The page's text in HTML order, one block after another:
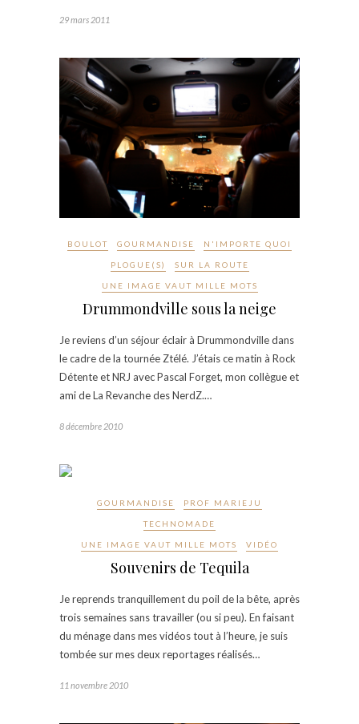
29 mars 2011
BOULOT GOURMANDISE N'IMPORTE QUOI
PLOGUE(S) SUR LA ROUTE
UNE IMAGE VAUT MILLE MOTS
Drummondville sous la neige
Je reviens d’un séjour éclair à Drummondville dans
le cadre de la tournée Ztélé. J’étais ce matin à Rock
Détente et NRJ avec Pascal Forget, mon collègue et
ami de La Revanche des NerdZ.…
8 décembre 2010
GOURMANDISE PROF MARIEJU
TECHNOMADE
UNE IMAGE VAUT MILLE MOTS VIDÉO
Souvenirs de Tequila
Je reprends tranquillement du poil de la bête, après
trois semaines sans travailler (ou si peu). En faisant
du ménage dans mes vidéos tout à l’heure, je suis
tombée sur mes deux reportages réalisés…
11 novembre 2010